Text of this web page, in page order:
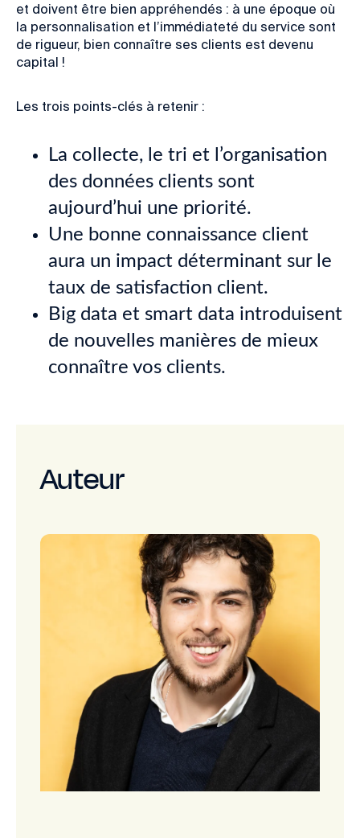
et doivent être bien appréhendés : à une époque où
la personnalisation et l’immédiateté du service sont
de rigueur, bien connaître ses clients est devenu
capital !
Les trois points-clés à retenir :
La collecte, le tri et l’organisation
des données clients sont
aujourd’hui une priorité.
Une bonne connaissance client
aura un impact déterminant sur le
taux de satisfaction client.
Big data et smart data introduisent
de nouvelles manières de mieux
connaître vos clients.
Auteur